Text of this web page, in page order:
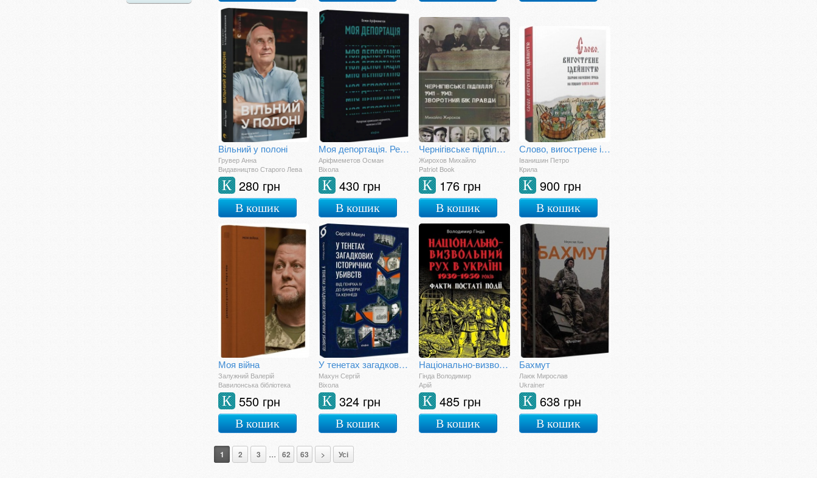
Вільний у полоні
Грувер Анна
Видавництво Старого Лева
280 грн
К
В кошик
Моя депортація. Репортажі кримського журналіста, написані в СІЗО
Аріфмеметов Осман
Віхола
430 грн
К
В кошик
Чернігівське підпілля 1941-1943: зворотний бік правди
Жирохов Михайло
Patriot Book
176 грн
К
В кошик
Слово, вигострене ідейністю. Збірник наукових праць на пошану Олега Багана
Іванишин Петро
Крила
900 грн
К
В кошик
Моя війна
Залужний Валерій
Вавилонська бібліотека
550 грн
К
В кошик
У тенетах загадкових історичних убивств. Від Генріха IV до Бандери та Кеннеді
Махун Сергій
Віхола
324 грн
К
В кошик
Національно-визвольний рух в Україні 1930–1950 років: факти, постаті, події
Гінда Володимир
Арій
485 грн
К
В кошик
Бахмут
Лаюк Мирослав
Ukrainer
638 грн
К
В кошик
1 2 3 ... 62 63 > Усі